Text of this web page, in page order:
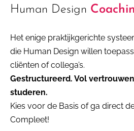
Human Design
Het enige praktijkgerichte
die Human Design willen
cliënten of collega’s.
Gestructureerd. Vol
studeren.
Kies voor de Basis of ga direct
Compleet!